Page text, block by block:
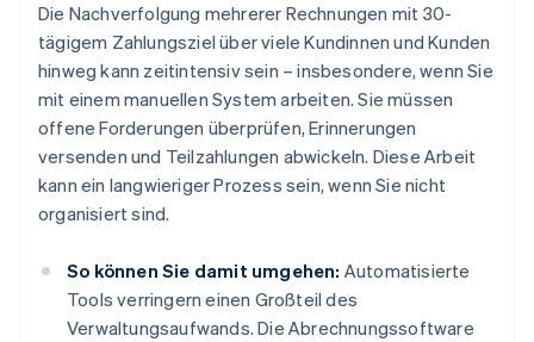
Die Nachverfolgung mehrerer Rechnungen mit 30-
tägigem Zahlungsziel über viele Kundinnen und Kunden
hinweg kann zeitintensiv sein – insbesondere, wenn Sie
mit einem manuellen System arbeiten. Sie müssen
offene Forderungen überprüfen, Erinnerungen
versenden und Teilzahlungen abwickeln. Diese Arbeit
kann ein langwieriger Prozess sein, wenn Sie nicht
organisiert sind.
So können Sie damit umgehen: Automatisierte
Tools verringern einen Großteil des
Verwaltungsaufwands. Die Abrechnungssoftware